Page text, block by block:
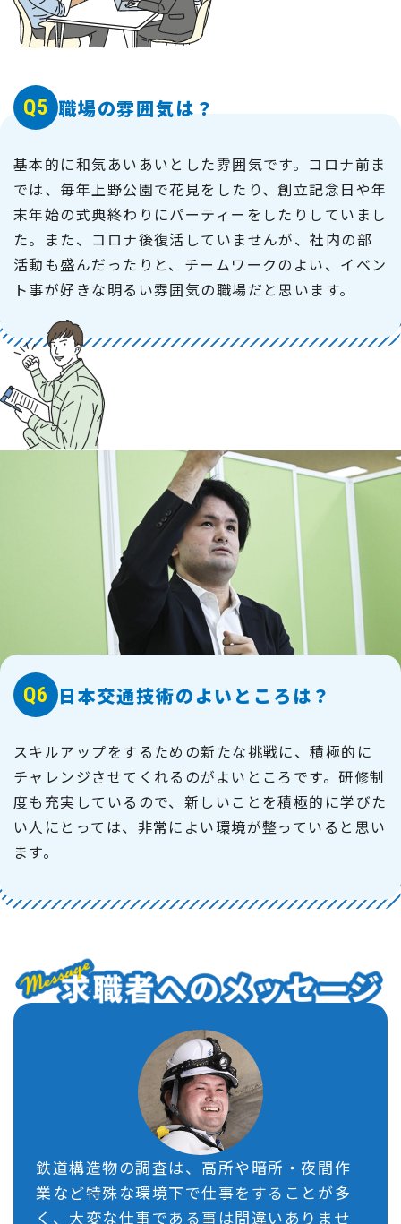
Q5 職場の雰囲気は？
基本的に和気あいあいとした雰囲気です。コロナ前ま
では、毎年上野公園で花見をしたり、創立記念日や年
末年始の式典終わりにパーティーをしたりしていまし
た。また、コロナ後復活していませんが、社内の部
活動も盛んだったりと、チームワークのよい、イベン
ト事が好きな明るい雰囲気の職場だと思います。
Q6 日本交通技術のよいところは？
スキルアップをするための新たな挑戦に、積極的に
チャレンジさせてくれるのがよいところです。研修制
度も充実しているので、新しいことを積極的に学びた
い人にとっては、非常によい環境が整っていると思い
ます。
鉄道構造物の調査は、高所や暗所・夜間作
業など特殊な環境下で仕事をすることが多
く、大変な仕事である事は間違いありませ